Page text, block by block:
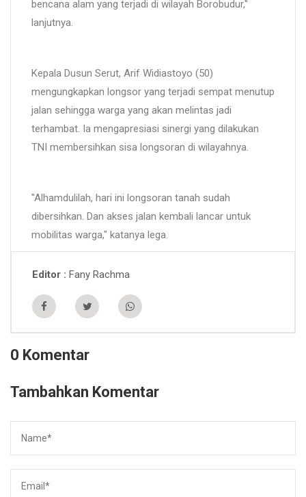
bencana alam yang terjadi di wilayah Borobudur,"
lanjutnya.
Kepala Dusun Serut, Arif Widiastoyo (50)
mengungkapkan longsor yang terjadi sempat menutup
jalan sehingga warga yang akan melintas jadi
terhambat. Ia mengapresiasi sinergi yang dilakukan
TNI membersihkan sisa longsoran di wilayahnya.
"Alhamdulilah, hari ini longsoran tanah sudah
dibersihkan. Dan akses jalan kembali lancar untuk
mobilitas warga," katanya lega.
Editor Fany Rachma
0 Komentar
Tambahkan Komentar